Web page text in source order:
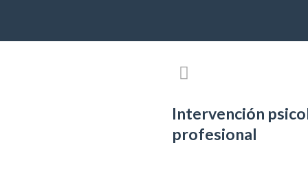
Intervención
profesional